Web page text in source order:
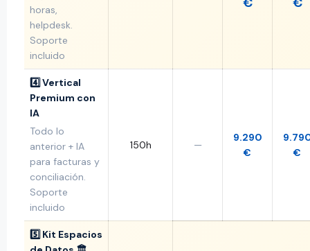
horas,
helpdesk.
Soporte
incluido
4️⃣ Vertical
Premium con
IA
Todo lo
anterior + IA
para facturas y
conciliación.
Soporte
incluido
150h —
9.290
€
€
5️⃣ Kit Espacios